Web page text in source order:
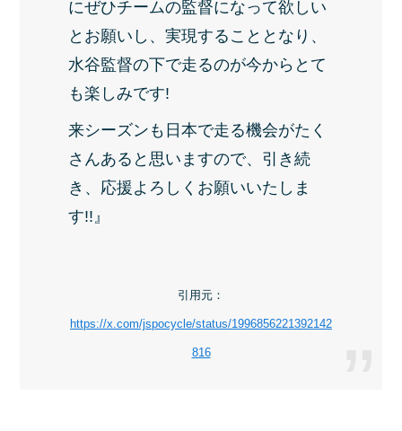
にぜひチームの監督になって欲しい
とお願いし、実現することとなり、
水谷監督の下で走るのが今からとて
も楽しみです!
来シーズンも日本で走る機会がたく
さんあると思いますので、引き続
き、応援よろしくお願いいたしま
す!!』
引用元：
https://x.com/jspocycle/status/1996856221392142
816